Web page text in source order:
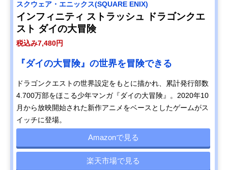
スクウェア・エニックス(SQUARE ENIX)
インフィニティ ストラッシュ ドラゴンクエ
スト ダイの大冒険
税込み7,480円
『ダイの大冒険』の世界を冒険できる
ドラゴンクエストの世界設定をもとに描かれ、累計発行部数
4.700万部をほこる少年マンガ『ダイの大冒険』。2020年10
月から放映開始された新作アニメをベースとしたゲームがス
イッチに登場。
Amazonで見る
楽天市場で見る